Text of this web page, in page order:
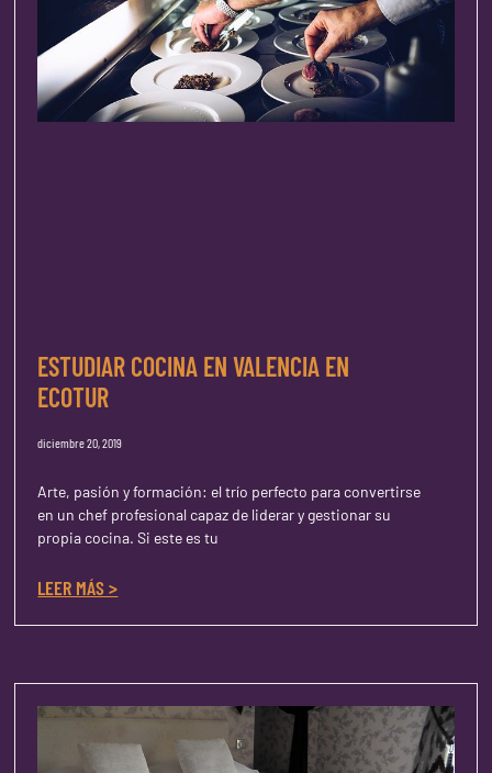
ESTUDIAR COCINA EN VALENCIA EN
ECOTUR
diciembre 20, 2019
Arte, pasión y formación: el trío perfecto para convertirse
en un chef profesional capaz de liderar y gestionar su
propia cocina. Si este es tu
LEER MÁS >